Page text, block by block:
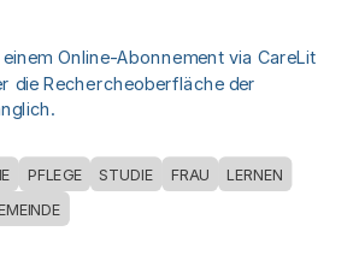
Online-Abonnement via CareLit
die Rechercheoberfläche der
PFLEGE STUDIE FRAU LERNEN